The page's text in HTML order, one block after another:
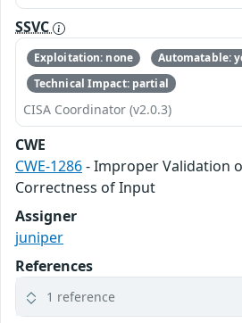
SSVC
Exploitation: none
Automatable:
Technical Impact: partial
CISA Coordinator (v2.0.3)
CWE
CWE-1286- Improper Validation
Correctness of Input
Assigner
juniper
References
1 reference